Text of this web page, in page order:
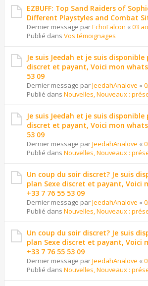
EZBUFF: Top Sand Raiders of
Different Playstyles and Combat
Dernier message parEchoFalcon « 03
Publié dans Vos témoignages
Je suis Jeedah et je suis
discret et payant, Voici mon
53 09
Dernier message parJeedahAnalove «
Publié dans Nouvelles, Nouveaux :
Je suis Jeedah et je suis
discret et payant, Voici mon
53 09
Dernier message parJeedahAnalove «
Publié dans Nouvelles, Nouveaux :
Un coup du soir discret? Je suis
plan Sexe discret et payant, Voici
+33 7 76 55 53 09
Dernier message parJeedahAnalove «
Publié dans Nouvelles, Nouveaux :
Un coup du soir discret? Je suis
plan Sexe discret et payant, Voici
+33 7 76 55 53 09
Dernier message parJeedahAnalove «
Publié dans Nouvelles, Nouveaux :